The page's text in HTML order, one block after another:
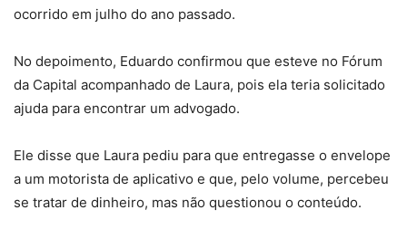
ocorrido em julho do ano passado.
No depoimento, Eduardo confirmou que esteve no Fórum
da Capital acompanhado de Laura, pois ela teria solicitado
ajuda para encontrar um advogado.
Ele disse que Laura pediu para que entregasse o envelope
a um motorista de aplicativo e que, pelo volume, percebeu
se tratar de dinheiro, mas não questionou o conteúdo.